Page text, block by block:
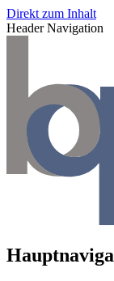
Direkt zum Inhalt
Header Navigation